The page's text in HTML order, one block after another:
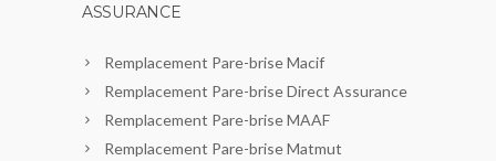
ASSURANCE
Remplacement Pare-brise Macif
Remplacement Pare-brise Direct Assurance
Remplacement Pare-brise MAAF
Remplacement Pare-brise Matmut